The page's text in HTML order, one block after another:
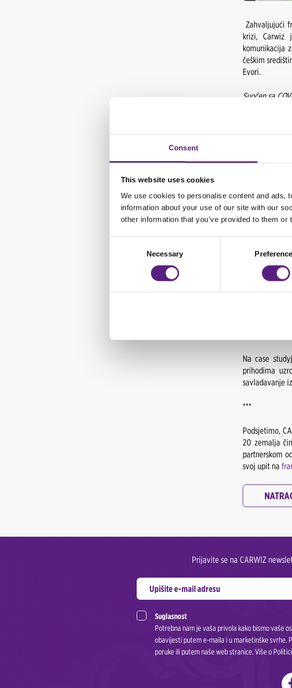
Consent
This website uses cookies
We use cookies to personalise content and ads,
information about your use of our site with our
other information that you’ve provided to them
Necessary
Zahvaljujući
krizi,
komunikacija
češkim
Evori.
Suočen sa
„U prvoj fazi
mjere
kako bi sve
direktor
Carwiz se
druge
sklapanjem
vozila i
Do jučer
primjer
„Svaki
partner
Na case
prihodima
savladavanje
***
Podsjetimo,
20 zemalja
partnerskom
svoj upit na
Prijavite se na CARWIZ
Suglasnost
Potrebna nam je vaša privola kako bismo vaše
obavijesti putem e-maila i u marketinške svrhe.
poruke ili putem naše web stranice. Više o